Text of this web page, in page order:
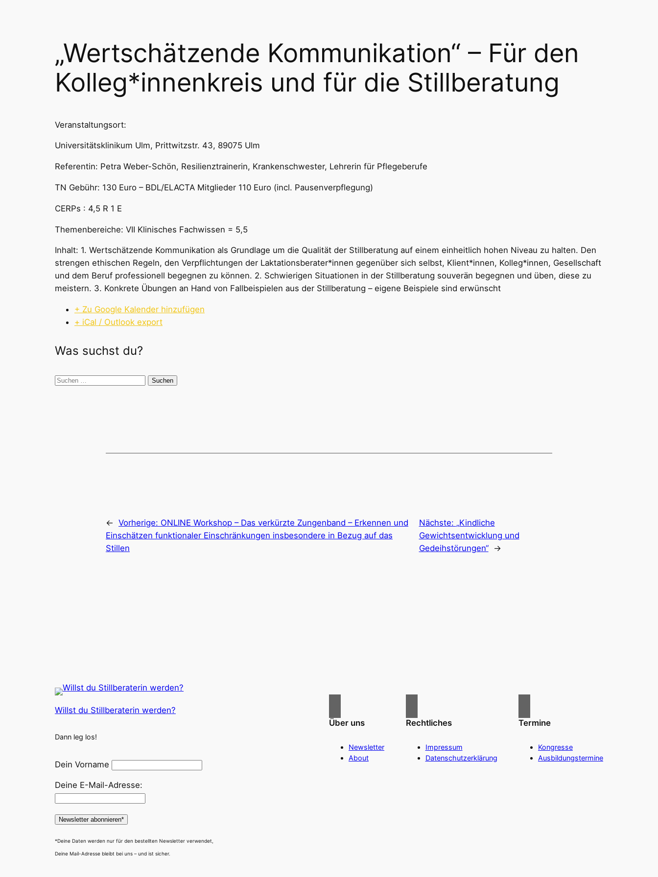
„Wertschätzende Kommunikation“ – Für den
Kolleg*innenkreis und für die Stillberatung
Veranstaltungsort:
Universitätsklinikum Ulm, Prittwitzstr. 43, 89075 Ulm
Referentin: Petra Weber-Schön, Resilienztrainerin, Krankenschwester, Lehrerin für Pflegeberufe
TN Gebühr: 130 Euro – BDL/ELACTA Mitglieder 110 Euro (incl. Pausenverpflegung)
CERPs : 4,5 R 1 E
Themenbereiche: VII Klinisches Fachwissen = 5,5
Inhalt: 1. Wertschätzende Kommunikation als Grundlage um die Qualität der Stillberatung auf einem einheitlich hohen Niveau zu halten. Den
strengen ethischen Regeln, den Verpflichtungen der Laktationsberater*innen gegenüber sich selbst, Klient*innen, Kolleg*innen, Gesellschaft
und dem Beruf professionell begegnen zu können. 2. Schwierigen Situationen in der Stillberatung souverän begegnen und üben, diese zu
meistern. 3. Konkrete Übungen an Hand von Fallbeispielen aus der Stillberatung – eigene Beispiele sind erwünscht
+ Zu Google Kalender hinzufügen
+ iCal / Outlook export
Was suchst du?
Suchen
← Vorherige: ONLINE Workshop – Das verkürzte Zungenband – Erkennen und
Einschätzen funktionaler Einschränkungen insbesondere in Bezug auf das
Stillen
Nächste: „Kindliche
Gewichtsentwicklung und
Gedeihstörungen“
→
Willst du Stillberaterin werden?
Dann leg los!
Dein Vorname
Deine E-Mail-Adresse:
*Deine Daten werden nur für den bestellten Newsletter verwendet,
Deine Mail-Adresse bleibt bei uns – und ist sicher.
Über uns
Newsletter
About
Rechtliches
Impressum
Datenschutzerklärung
Termine
Kongresse
Ausbildungstermine